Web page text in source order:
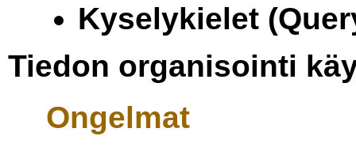
Kyselykielet
Tiedon organisointi
Ongelmat